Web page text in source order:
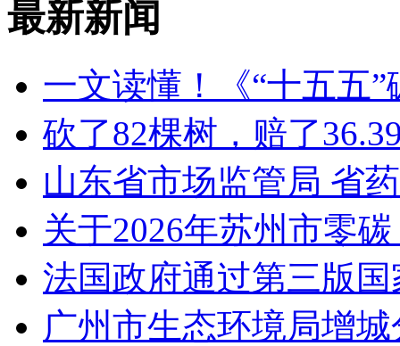
最新新闻
一文读懂！《“十五五
砍了82棵树，赔了
山东省市场监管局 省
关于2026年苏州市零
法国政府通过第三版
广州市生态环境局增